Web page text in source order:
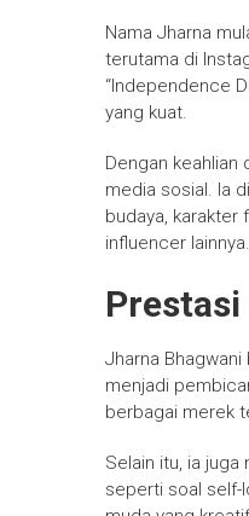
Nama Jharna
terutama di
“Independence
yang kuat.
Dengan keahlian
media sosial. Ia
budaya, karakter
influencer lainnya.
Jharna
menjadi
berbagai merek
Selain itu, ia
seperti soal self-